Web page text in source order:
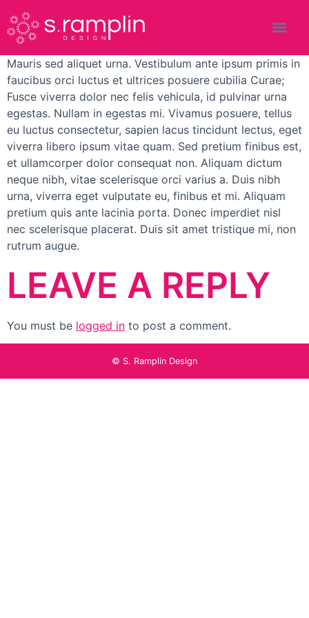
Mauris sed aliquet urna. Vestibulum ante ipsum primis in
faucibus orci luctus et ultrices posuere cubilia Curae;
Fusce viverra dolor nec felis vehicula, id pulvinar urna
egestas. Nullam in egestas mi. Vivamus posuere, tellus
eu luctus consectetur, sapien lacus tincidunt lectus, eget
viverra libero ipsum vitae quam. Sed pretium finibus est,
et ullamcorper dolor consequat non. Aliquam dictum
neque nibh, vitae scelerisque orci varius a. Duis nibh
urna, viverra eget vulputate eu, finibus et mi. Aliquam
pretium quis ante lacinia porta. Donec imperdiet nisl
nec scelerisque placerat. Duis sit amet tristique mi, non
rutrum augue.
LEAVE A REPLY
You must be logged in to post a comment.
© S. Ramplin Design